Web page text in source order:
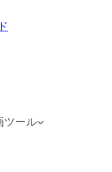
ツール